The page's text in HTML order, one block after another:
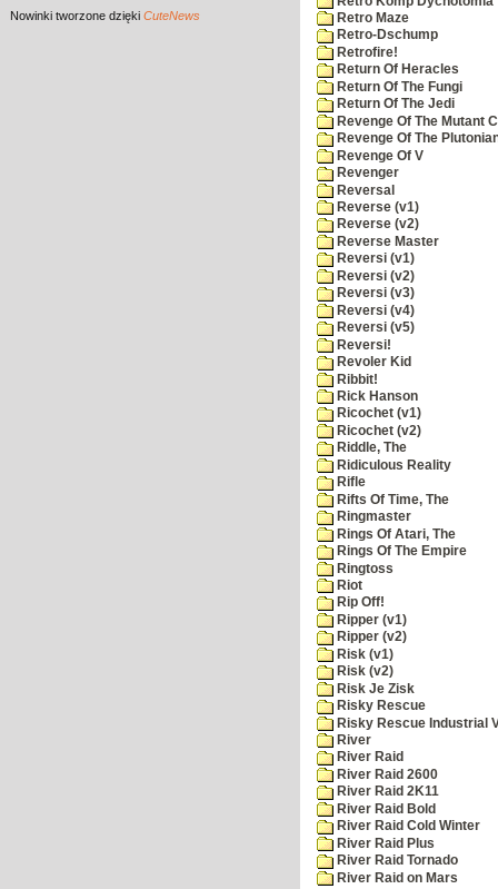
Nowinki tworzone dzięki CuteNews
Retro Maze
Retro-Dschump
Retrofire!
Return Of Heracles
Return Of The Fungi
Return Of The Jedi
Revenge Of The Mutant
Revenge Of The
Revenge Of V
Revenger
Reversal
Reverse (v1)
Reverse (v2)
Reverse Master
Reversi (v1)
Reversi (v2)
Reversi (v3)
Reversi (v4)
Reversi (v5)
Reversi!
Revoler Kid
Ribbit!
Rick Hanson
Ricochet (v1)
Ricochet (v2)
Riddle, The
Ridiculous Reality
Rifle
Rifts Of Time, The
Ringmaster
Rings Of Atari, The
Rings Of The Empire
Ringtoss
Riot
Rip Off!
Ripper (v1)
Ripper (v2)
Risk (v1)
Risk (v2)
Risk Je Zisk
Risky Rescue
Risky Rescue Industrial
River
River Raid
River Raid 2600
River Raid 2K11
River Raid Bold
River Raid Cold Winter
River Raid Plus
River Raid Tornado
River Raid on Mars